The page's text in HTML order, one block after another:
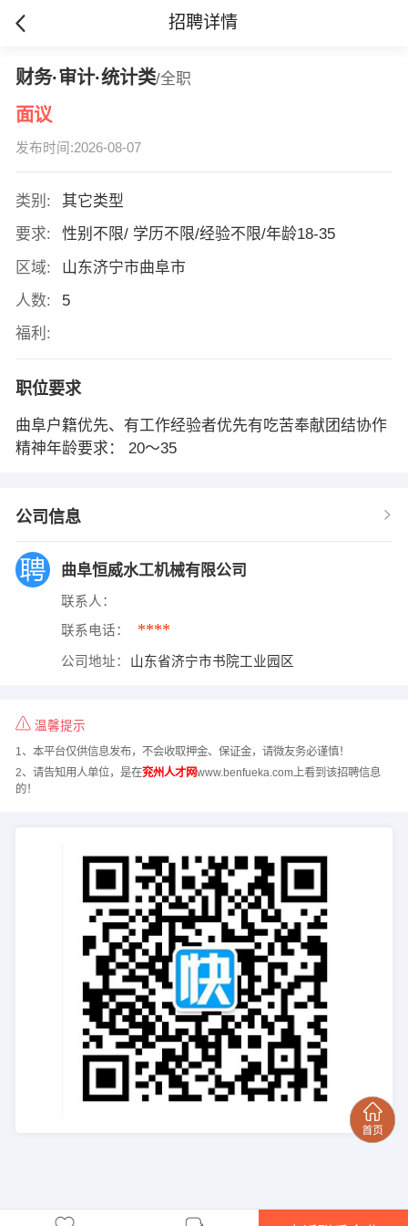
招聘详情
财务·审计·统计类/全职
面议
发布时间:2026-08-07
类别:
其它类型
要求:
性别不限/ 学历不限/经验不限/年龄18-35
区域:
山东济宁市曲阜市
人数:
5
福利:
职位要求
曲阜户籍优先、有工作经验者优先有吃苦奉献团结协作
精神年龄要求： 20～35
公司信息
曲阜恒威水工机械有限公司
联系人：
联系电话： ****
公司地址： 山东省济宁市书院工业园区
温馨提示
1、本平台仅供信息发布，不会收取押金、保证金，请微友务必谨慎！
2、请告知用人单位，是在兖州人才网www.benfueka.com上看到该招聘信息
的！